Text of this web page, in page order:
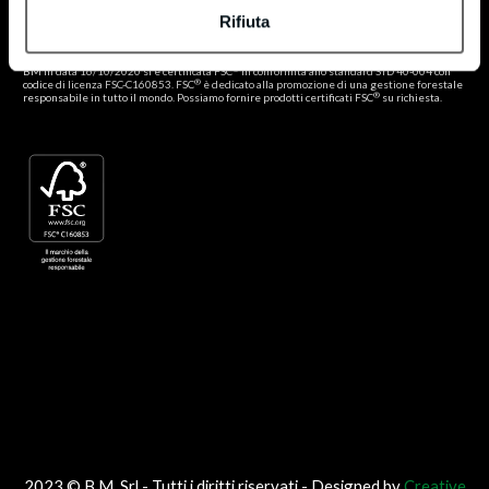
Rifiuta
BM in data 16/10/2020 si è certificata FSC®in conformità allo standard STD 40-004 con
codice di licenza FSC-C160853. FSC® è dedicato alla promozione di una gestione forestale
responsabile in tutto il mondo. Possiamo fornire prodotti certificati FSC® su richiesta.